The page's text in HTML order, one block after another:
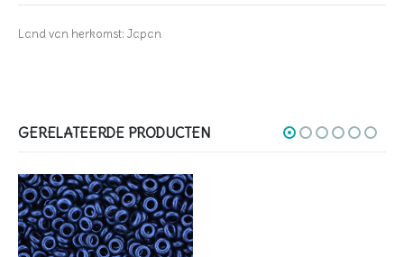
Land van herkomst: Japan
GERELATEERDE PRODUCTEN